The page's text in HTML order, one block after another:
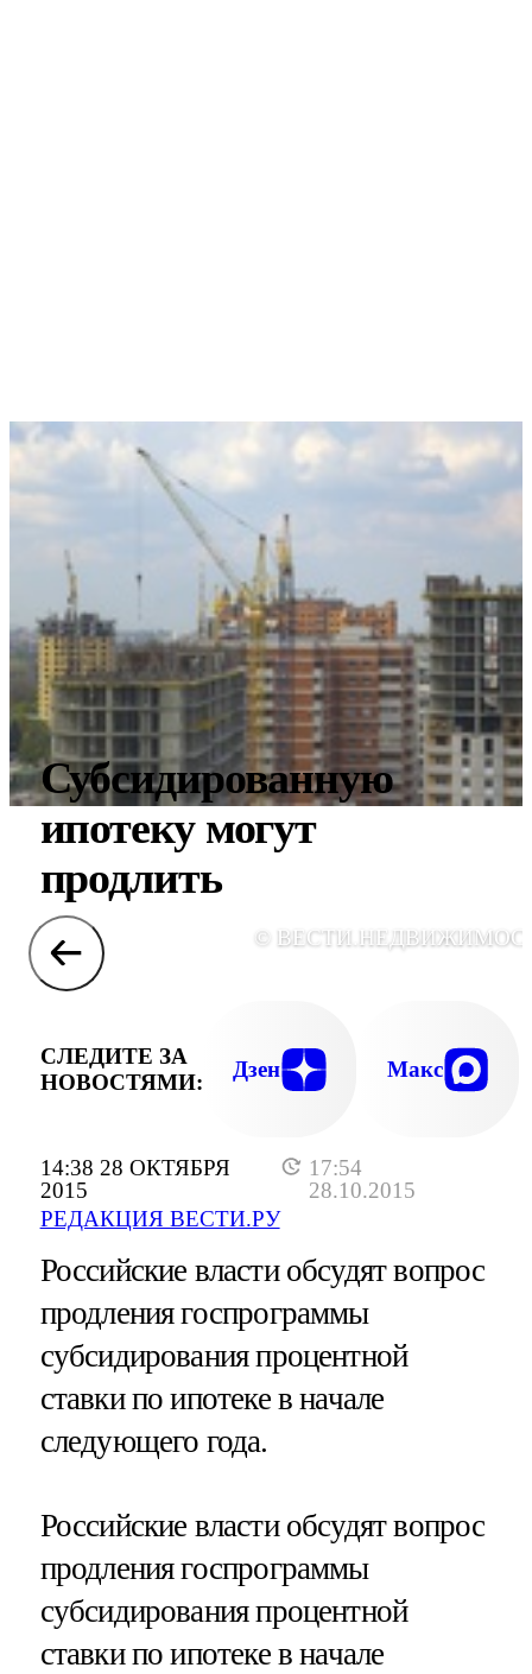
14:38 28 ОКТЯБРЯ
2015
17:54
28.10.2015
РЕДАКЦИЯ ВЕСТИ.РУ
Субсидированную
ипотеку могут
продлить
©
СЛЕДИТЕ ЗА
НОВОСТЯМИ:
Дзен Макс
Российские власти обсудят вопрос
продления госпрограммы
субсидирования процентной
ставки по ипотеке в начале
следующего года.
Российские власти обсудят вопрос
продления госпрограммы
субсидирования процентной
ставки по ипотеке в начале